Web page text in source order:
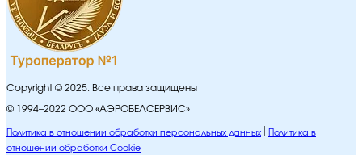
Copyright © 2025. Все права защищены
© 1994–2022 ООО «АЭРОБЕЛСЕРВИС»
Политика в отношении обработки персональных данных
Политика в
отношении обработки Cookie